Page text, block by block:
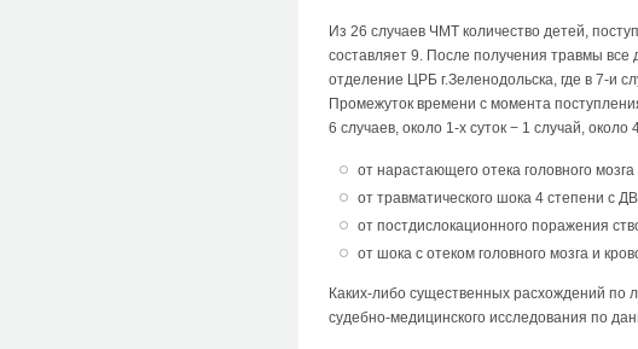
Из 26 случаев ЧМТ количество детей,
составляет 9. После получения травмы все
отделение ЦРБ г.Зеленодольска, где в 7-и
Промежуток времени с момента
6 случаев, около 1-х суток − 1 случай,
от нарастающего отека головного
от травматического шока 4 степени с
от постдислокационного поражения
от шока с отеком головного мозга и
Каких-либо существенных расхождений по
судебно-медицинского исследования по